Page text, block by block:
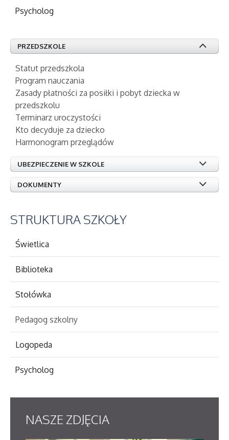
Psycholog
PRZEDSZKOLE
Statut przedszkola
Program nauczania
Zasady płatności za posiłki i pobyt dziecka w
przedszkolu
Terminarz uroczystości
Kto decyduje za dziecko
Harmonogram przeglądów
UBEZPIECZENIE W SZKOLE
DOKUMENTY
STRUKTURASZKOŁY
Świetlica
Biblioteka
Stołówka
Pedagog szkolny
Logopeda
Psycholog
NASZE ZDJĘCIA